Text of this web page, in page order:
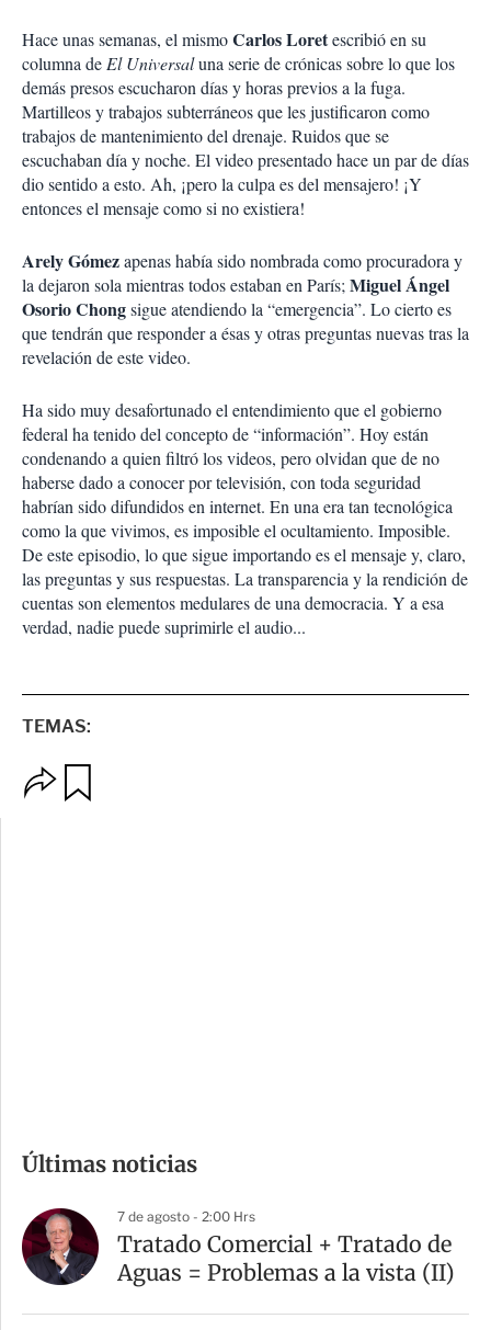
Hace unas semanas, el mismoCarlos Loretescribió en su
columna de El Universaluna serie de crónicas sobre lo que los
demás presos escucharon días y horas previos a la fuga.
Martilleos y trabajos subterráneos que les justificaron como
trabajos de mantenimiento del drenaje. Ruidos que se
escuchaban día y noche. El video presentado hace un par de días
dio sentido a esto. Ah, ¡pero la culpa es del mensajero! ¡Y
entonces el mensaje como si no existiera!
Arely Gómezapenas había sido nombrada como procuradora y
la dejaron sola mientras todos estaban en París; Miguel Ángel
Osorio Chongsigue atendiendo la “emergencia”. Lo cierto es
que tendrán que responder a ésas y otras preguntas nuevas tras la
revelación de este video.
Ha sido muy desafortunado el entendimiento que el gobierno
federal ha tenido del concepto de “información”. Hoy están
condenando a quien filtró los videos, pero olvidan que de no
haberse dado a conocer por televisión, con toda seguridad
habrían sido difundidos en internet. En una era tan tecnológica
como la que vivimos, es imposible el ocultamiento. Imposible.
De este episodio, lo que sigue importando es el mensaje y, claro,
las preguntas y sus respuestas. La transparencia y la rendición de
cuentas son elementos medulares de una democracia. Y a esa
verdad, nadie puede suprimirle el audio...
TEMAS:
p
p
a
r
t
Últimas noticias
7 de agosto - 2:00 Hrs
Tratado Comercial + Tratado de
Aguas = Problemas a la vista (II)